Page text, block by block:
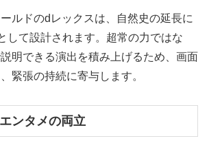
ルドのdレックスは、自然史の延長に
して設計されます。超常の力ではな
明できる演出を積み上げるため、画面
緊張の持続に寄与します。
ンタメの両立